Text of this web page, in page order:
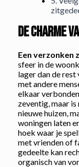
De charme
Een verzonken
sfeer in de
lager dan de
met andere
elkaar
zeventig, maar is
nieuwe huizen,
woningen laten
hoek waar je
met vrienden of
gedeelte kan
organisch van